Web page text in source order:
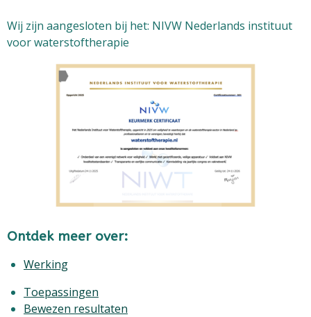
Wij zijn aangesloten bij het: NIVW Nederlands instituut
voor waterstoftherapie
Ontdek meer over:
Werking
Toepassingen
Bewezen resultaten